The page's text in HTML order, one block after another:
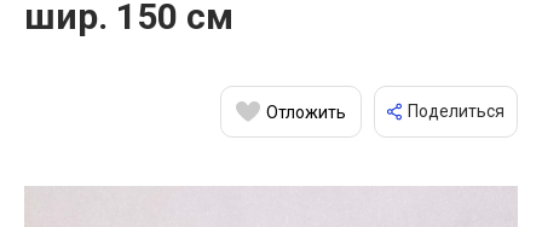
шир. 150 см
Отложить Поделиться